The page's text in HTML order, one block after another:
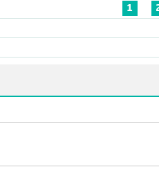
1